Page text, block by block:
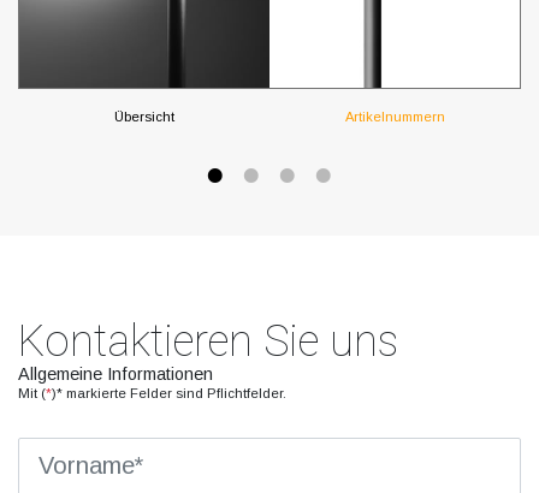
Übersicht Artikelnummern
Kontaktieren Sie uns
Allgemeine Informationen
Mit (*)* markierte Felder sind Pflichtfelder.